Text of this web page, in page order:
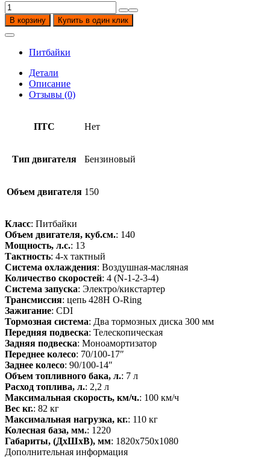
Количество
товара
Питбайк
REGULMOTO
SEVEN
MEDALIST
PRO
17/14
В корзину Купить в один клик
Питбайки
Детали
Описание
Отзывы (0)
ПТС Нет
Тип двигателя Бензиновый
Объем двигателя 150
Класс: Питбайки
Объем двигателя, куб.см.: 140
Мощность, л.с.: 13
Тактность: 4-x тактный
Система охлаждения: Воздушная-масляная
Количество скоростей: 4 (N-1-2-3-4)
Система запуска: Электро/кикстартер
Трансмиссия: цепь 428H O-Ring
Зажигание: CDI
Тормозная система: Два тормозных диска 300 мм
Передняя подвеска: Телескопическая
Задняя подвеска: Моноамортизатор
Переднее колесо: 70/100-17″
Заднее колесо: 90/100-14″
Объем топливного бака, л.: 7 л
Расход топлива, л.: 2,2 л
Максимальная скорость, км/ч.: 100 км/ч
Вес кг.: 82 кг
Максимальная нагрузка, кг.: 110 кг
Колесная база, мм.: 1220
Габариты, (ДхШхВ), мм: 1820х750х1080
Дополнительная информация